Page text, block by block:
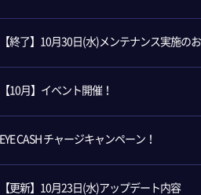
【終了】10月30日(水)メンテナンス実施の
【10月】イベント開催！
EYE CASH チャージキャンペーン！
【更新】10月23日(水)アップデート内容